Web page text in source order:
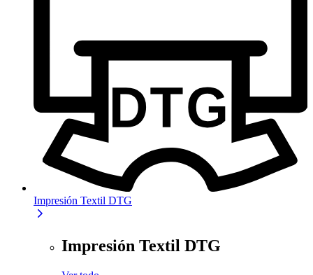
Impresión Textil DTG
Impresión Textil DTG